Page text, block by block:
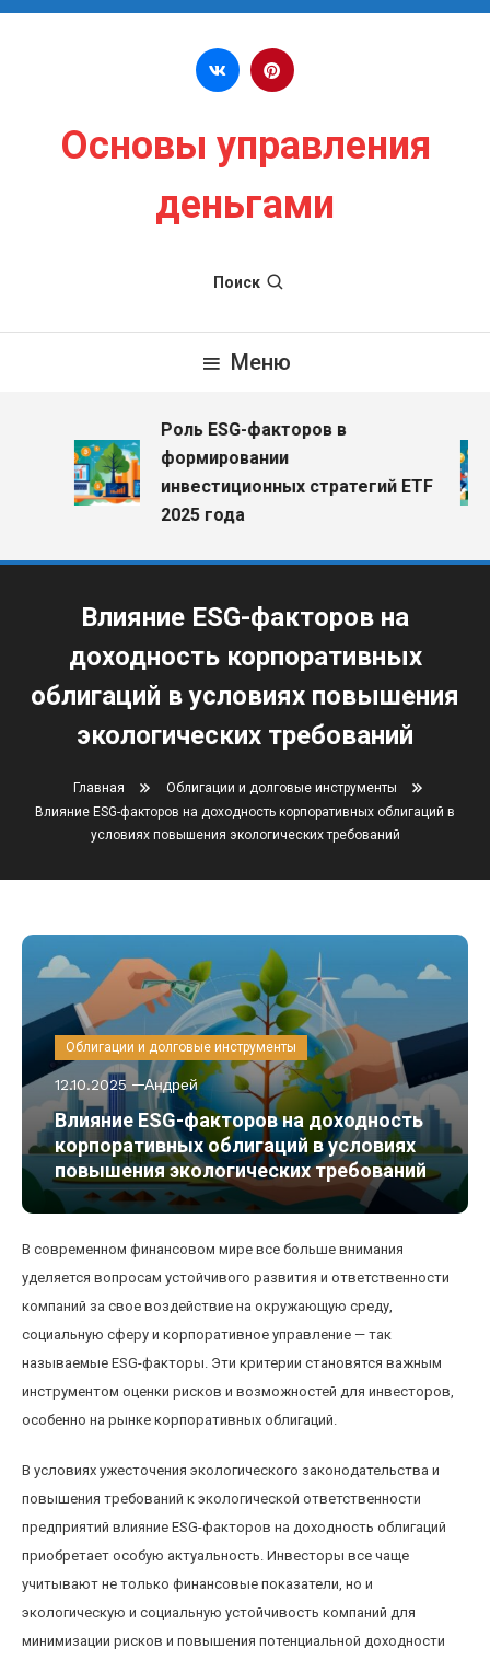
Перейти к содержимому
Основы управления
деньгами
Поиск
Меню
Роль ESG-факторов в
формировании
инвестиционных стратегий ETF
2025 года
Влияние ESG-факторов на
доходность корпоративных
облигаций в условиях повышения
экологических требований
Главная
Облигации и долговые инструменты
Влияние ESG-факторов на доходность корпоративных облигаций в
условиях повышения экологических требований
Облигации и долговые инструменты
12.10.2025 Андрей
Влияние ESG-факторов на доходность
корпоративных облигаций в условиях
повышения экологических требований
В современном финансовом мире все больше внимания
уделяется вопросам устойчивого развития и ответственности
компаний за свое воздействие на окружающую среду,
социальную сферу и корпоративное управление — так
называемые ESG-факторы. Эти критерии становятся важным
инструментом оценки рисков и возможностей для инвесторов,
особенно на рынке корпоративных облигаций.
В условиях ужесточения экологического законодательства и
повышения требований к экологической ответственности
предприятий влияние ESG-факторов на доходность облигаций
приобретает особую актуальность. Инвесторы все чаще
учитывают не только финансовые показатели, но и
экологическую и социальную устойчивость компаний для
минимизации рисков и повышения потенциальной доходности